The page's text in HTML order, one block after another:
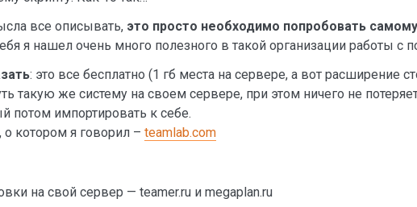
все описывать, это просто необходимо попробовать самому
я нашел очень много полезного в такой организации работы с
: это все бесплатно (1 гб места на сервере, а вот расширение
такую же систему на своем сервере, при этом ничего не
потом импортировать к себе.
котором я говорил – teamlab.com
на свой сервер — teamer.ru и megaplan.ru